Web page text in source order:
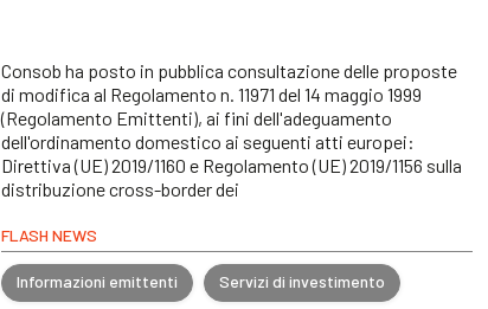
Consob ha posto in pubblica consultazione delle proposte
di modifica al Regolamento n. 11971 del 14 maggio 1999
(Regolamento Emittenti), ai fini dell'adeguamento
dell'ordinamento domestico ai seguenti atti europei:
Direttiva (UE) 2019/1160 e Regolamento (UE) 2019/1156 sulla
distribuzione cross-border dei
FLASH NEWS
Informazioni emittenti Servizi di investimento